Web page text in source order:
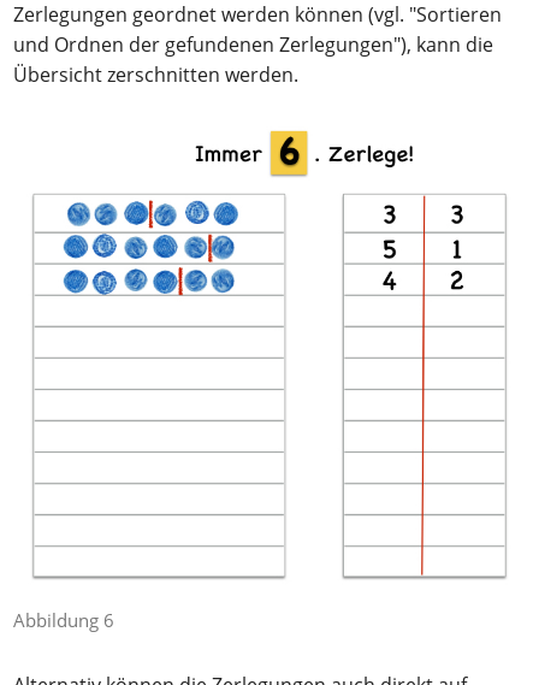
Zerlegungen geordnet werden können (vgl. "Sortieren
und Ordnen der gefundenen Zerlegungen"), kann die
Übersicht zerschnitten werden.
Abbildung 6